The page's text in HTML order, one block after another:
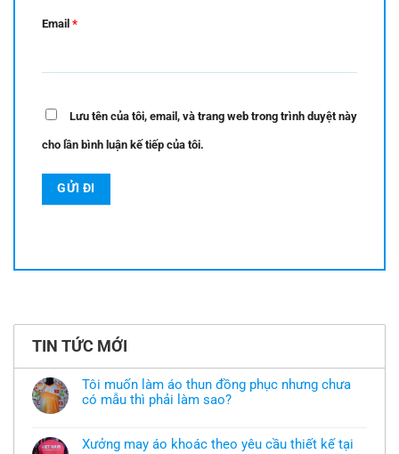
Email *
Lưu tên của tôi, email, và trang web trong trình duyệt này
cho lần bình luận kế tiếp của tôi.
TIN TỨC MỚI
Tôi muốn làm áo thun đồng phục nhưng chưa
có mẫu thì phải làm sao?
bình
luận
Xưởng may áo khoác theo yêu cầu thiết kế tại